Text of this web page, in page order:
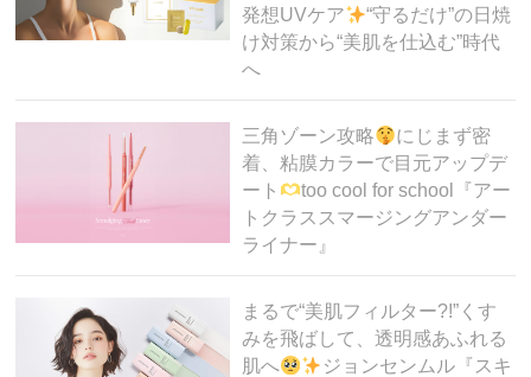
発想UVケア
“守るだけ”の日焼
け対策から“美肌を仕込む”時代
へ
三角ゾーン攻略
にじまず密
着、粘膜カラーで目元アップデ
ート
too cool for school『アー
トクラススマージングアンダー
ライナー』
まるで“美肌フィルター?!”くす
みを飛ばして、透明感あふれる
肌へ
ジョンセンムル『スキ